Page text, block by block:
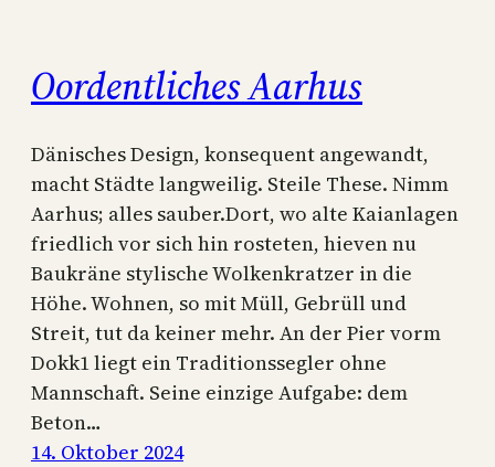
Oordentliches Aarhus
Dänisches Design, konsequent angewandt,
macht Städte langweilig. Steile These. Nimm
Aarhus; alles sauber.Dort, wo alte Kaianlagen
friedlich vor sich hin rosteten, hieven nu
Baukräne stylische Wolkenkratzer in die
Höhe. Wohnen, so mit Müll, Gebrüll und
Streit, tut da keiner mehr. An der Pier vorm
Dokk1 liegt ein Traditionssegler ohne
Mannschaft. Seine einzige Aufgabe: dem
Beton…
14. Oktober 2024